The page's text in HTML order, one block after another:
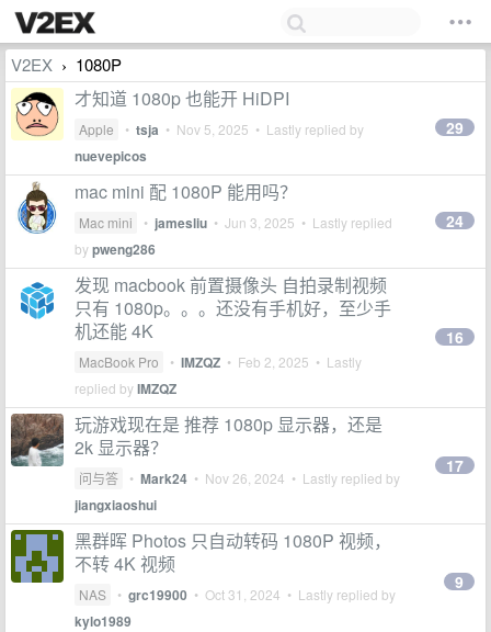
V2EX › 1080P
才知道 1080p 也能开 HiDPI
Apple • tsja • Nov 5, 2025 • Lastly replied by
nuevepicos
29
mac mini 配 1080P 能用吗？
Mac mini • jamesliu • Jun 3, 2025 • Lastly replied
bypweng286
24
发现 macbook 前置摄像头 自拍录制视频
只有 1080p。。。还没有手机好，至少手
机还能 4K
MacBook Pro • IMZQZ • Feb 2, 2025 • Lastly
replied byIMZQZ
16
玩游戏现在是 推荐 1080p 显示器，还是
2k 显示器？
问与答 • Mark24 • Nov 26, 2024 • Lastly replied by
jiangxiaoshui
17
黑群晖 Photos 只自动转码 1080P 视频，
不转 4K 视频
NAS • grc19900 • Oct 31, 2024 • Lastly replied by
kylo1989
9